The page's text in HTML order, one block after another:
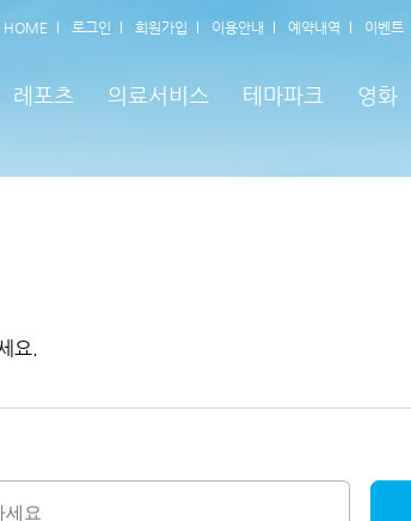
HOME 로그인 회원가입 이용안내 예약내역 이벤트
레포츠 의료서비스 테마파크 영화
요.